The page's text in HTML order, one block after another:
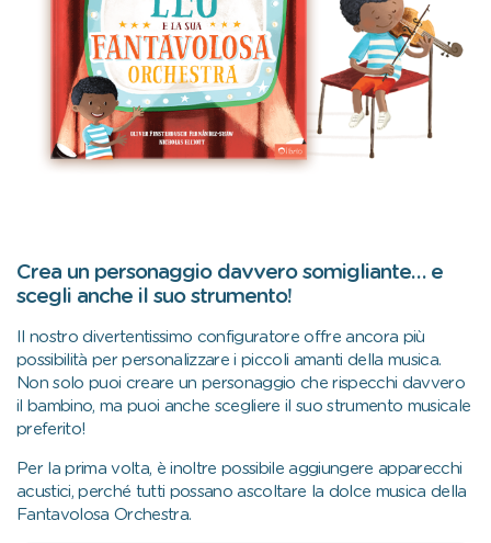
Crea un personaggio davvero somigliante… e
scegli anche il suo strumento!
Il nostro divertentissimo configuratore offre ancora più
possibilità per personalizzare i piccoli amanti della musica.
Non solo puoi creare un personaggio che rispecchi davvero
il bambino, ma puoi anche scegliere il suo strumento musicale
preferito!
Per la prima volta, è inoltre possibile aggiungere apparecchi
acustici, perché tutti possano ascoltare la dolce musica della
Fantavolosa Orchestra.